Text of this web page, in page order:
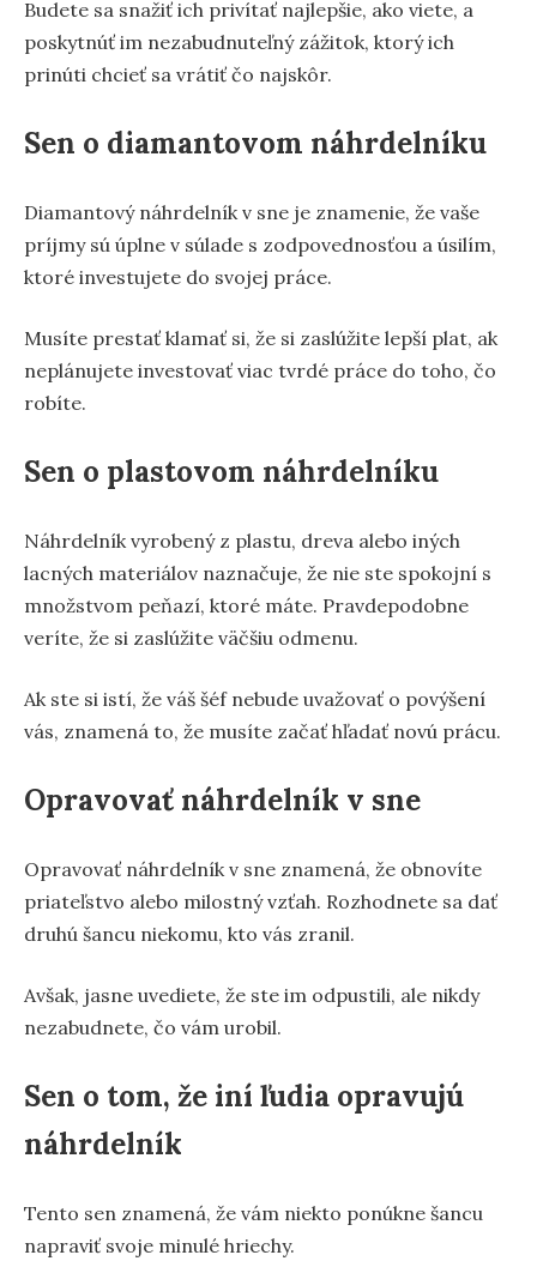
Budete sa snažiť ich privítať najlepšie, ako viete, a
poskytnúť im nezabudnuteľný zážitok, ktorý ich
prinúti chcieť sa vrátiť čo najskôr.
Sen o diamantovom náhrdelníku
Diamantový náhrdelník v sne je znamenie, že vaše
príjmy sú úplne v súlade s zodpovednosťou a úsilím,
ktoré investujete do svojej práce.
Musíte prestať klamať si, že si zaslúžite lepší plat, ak
neplánujete investovať viac tvrdé práce do toho, čo
robíte.
Sen o plastovom náhrdelníku
Náhrdelník vyrobený z plastu, dreva alebo iných
lacných materiálov naznačuje, že nie ste spokojní s
množstvom peňazí, ktoré máte. Pravdepodobne
veríte, že si zaslúžite väčšiu odmenu.
Ak ste si istí, že váš šéf nebude uvažovať o povýšení
vás, znamená to, že musíte začať hľadať novú prácu.
Opravovať náhrdelník v sne
Opravovať náhrdelník v sne znamená, že obnovíte
priateľstvo alebo milostný vzťah. Rozhodnete sa dať
druhú šancu niekomu, kto vás zranil.
Avšak, jasne uvediete, že ste im odpustili, ale nikdy
nezabudnete, čo vám urobil.
Sen o tom, že iní ľudia opravujú
náhrdelník
Tento sen znamená, že vám niekto ponúkne šancu
napraviť svoje minulé hriechy.